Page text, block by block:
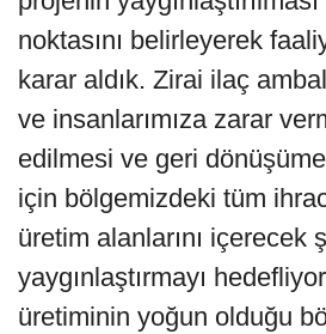
noktasını belirleyerek
karar aldık. Zirai ilaç
ve insanlarımıza zarar
edilmesi ve geri dönüşüme
için bölgemizdeki tüm
üretim alanlarını içerecek
yaygınlaştırmayı
üretiminin yoğun olduğu